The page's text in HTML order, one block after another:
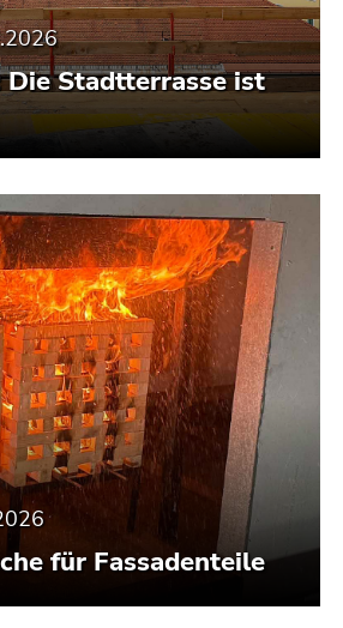
Die Stadtterrasse ist
für Fassadenteile